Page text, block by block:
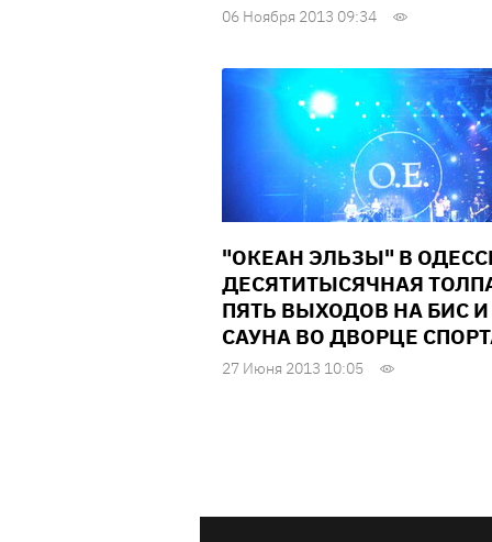
06 Ноября 2013 09:34
"ОКЕАН ЭЛЬЗЫ" В
ДЕСЯТИТЫСЯЧНАЯ
ПЯТЬ ВЫХОДОВ НА БИС И
САУНА ВО ДВОРЦЕ
27 Июня 2013 10:05